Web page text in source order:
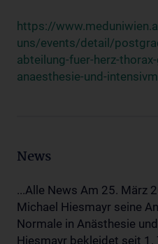
https://
uns/events/detail/
abteilung-fuer-herz-
anaesthesie-und-
News
...Alle News Am 25. März
Michael Hiesmayr seine
Normale in Anästhesie
Hiesmayr bekleidet seit 1.